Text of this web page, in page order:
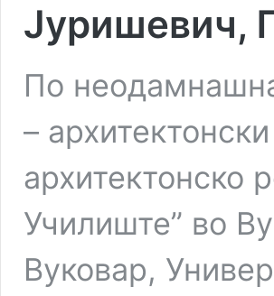
Јуришевич,
По
–
архитектонско
Училиште” во
Вуковар,